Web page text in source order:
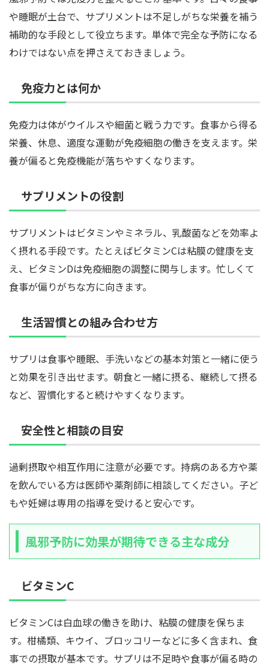
や睡眠が土台で、サプリメントは不足しがちな栄養を補う
補助的な手段として役立ちます。単体で完全な予防になる
わけではない点を押さえておきましょう。
免疫力とは何か
免疫力は体がウイルスや細菌と戦う力です。食事から得る
栄養、休息、適度な運動が免疫細胞の働きを支えます。栄
養が偏ると免疫機能が落ちやすくなります。
サプリメントの役割
サプリメントはビタミンやミネラル、乳酸菌などを効率よ
く摂れる手段です。たとえばビタミンCは粘膜の健康を支
え、ビタミンDは免疫細胞の調整に関与します。忙しくて
食事が偏りがちな方に向きます。
生活習慣との組み合わせ方
サプリは食事や睡眠、手洗いなどの基本対策と一緒に使う
と効果を引き出せます。朝食と一緒に摂る、継続して摂る
など、習慣化すると続けやすくなります。
安全性と相談の目安
過剰摂取や相互作用に注意が必要です。持病のある方や薬
を飲んでいる方は医師や薬剤師に相談してください。子ど
もや妊婦は専用の指導を受けると安心です。
風邪予防に効果が期待できる主な成分
ビタミンC
ビタミンCは白血球の働きを助け、粘膜の健康を保ちま
す。柑橘類、キウイ、ブロッコリーなどに多く含まれ、食
事での摂取が基本です。サプリは不足時や食事が偏る時の